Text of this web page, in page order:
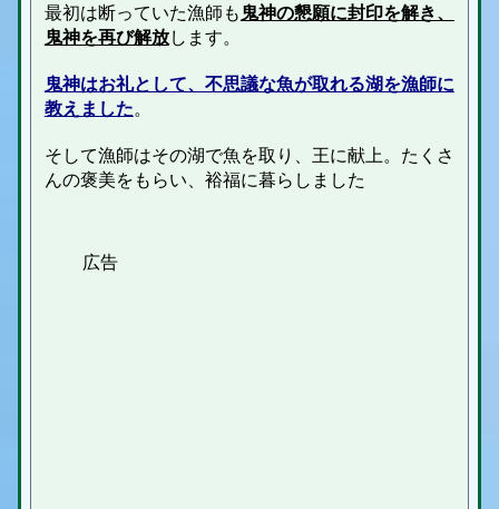
最初は断っていた漁師も 鬼神の懇願に封印を解き、
鬼神を再び解放します。
鬼神はお礼として、不思議な魚が取れる湖を漁師に
教えました。
そして漁師はその湖で魚を取り、王に献上。たくさ
んの褒美をもらい、裕福に暮らしました